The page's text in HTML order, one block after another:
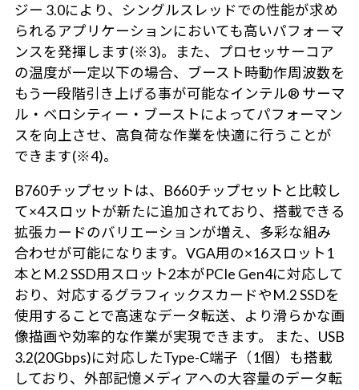
ジー 3.0により、シングルスレッドでの性能が求め
られるアプリケーションにおいても高いパフォーマ
ンスを発揮します(※3)。また、プロセッサーコア
の温度が一定以下の場合、ブースト時動作周波数を
もう一段階引き上げる事が可能なインテル® サーマ
ル・ベロシティー・ブーストによってパフォーマン
スを向上させ、高負荷な作業を快適に行うことが
できます(※4)。
B760チップセットは、B660チップセットと比較し
て×4スロットが新たに追加されており、搭載できる
拡張カードのバリエーションが増え、多彩な組み
合わせが可能になります。VGA用の×16スロット1
本とM.2 SSD用スロット2本がPCIe Gen4に対応して
おり、対応するグラフィックスカードやM.2 SSDを
使用することで高速なデータ転送、より滑らかな画
像描画や効率的な作業が実現できます。 また、USB
3.2(20Gbps)に対応したType-C端子（1個）も搭載
しており、外部記憶メディアへの大容量のデータ転